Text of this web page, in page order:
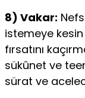
8) Vakar:
istemeye
fırsatını
sükûnet ve
sürat ve